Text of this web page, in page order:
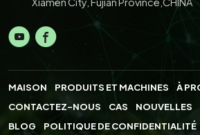
MAISON PRODUITS ET MACHINES
À
CONTACTEZ-NOUS
CAS NOUVELLES
BLOG
POLITIQUE DE CONFIDENTIALITÉ